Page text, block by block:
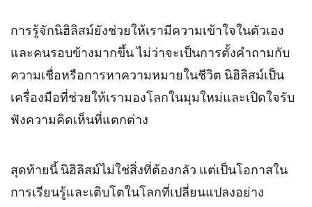
การรู้จักนิฮิลิสม์ยังช่วยให้เรามีความเข้าใจในตัวเอง
และคนรอบข้างมากขึ้น ไม่ว่าจะเป็นการตั้งคำถามกับ
ความเชื่อหรือการหาความหมายในชีวิต นิฮิลิสม์เป็น
เครื่องมือที่ช่วยให้เรามองโลกในมุมใหม่และเปิดใจรับ
ฟังความคิดเห็นที่แตกต่าง
สุดท้ายนี้ นิฮิลิสม์ไม่ใช่สิ่งที่ต้องกลัว แต่เป็นโอกาสใน
การเรียนรู้และเติบโตในโลกที่เปลี่ยนแปลงอย่าง